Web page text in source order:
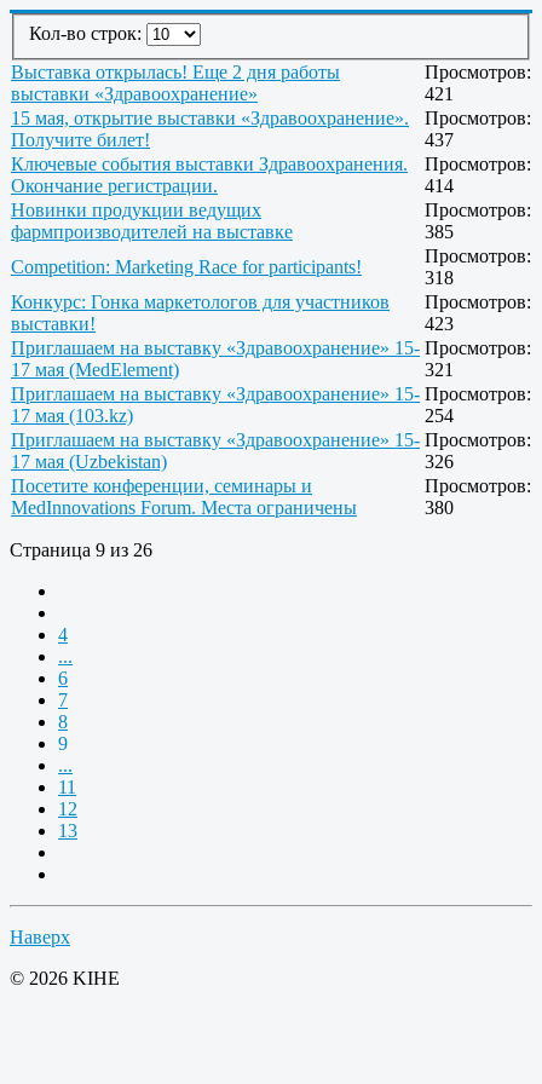
Кол-во строк:
Выставка открылась! Еще 2 дня работы
выставки «Здравоохранение»
Просмотров:
421
15 мая, открытие выставки «Здравоохранение».
Получите билет!
Просмотров:
437
Ключевые события выставки Здравоохранения.
Окончание регистрации.
Просмотров:
414
Новинки продукции ведущих
фармпроизводителей на выставке
Просмотров:
385
Competition: Marketing Race for participants!
Просмотров:
318
Конкурс: Гонка маркетологов для участников
выставки!
Просмотров:
423
Приглашаем на выставку «Здравоохранение» 15-
17 мая (MedElement)
Просмотров:
321
Приглашаем на выставку «Здравоохранение» 15-
17 мая (103.kz)
Просмотров:
254
Приглашаем на выставку «Здравоохранение» 15-
17 мая (Uzbekistan)
Просмотров:
326
Посетите конференции, семинары и
MedInnovations Forum. Места ограничены
Просмотров:
380
Страница 9 из 26
4
...
6
7
8
9
...
11
12
13
Наверх
© 2026 KIHE